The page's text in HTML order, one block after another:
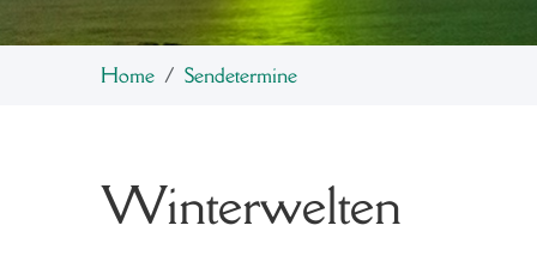
Home Sendetermine
Winterwelten